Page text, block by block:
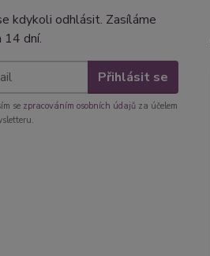
kdykoli odhlásit. Zasíláme
14 dní.
Přihlásit se
se zpracováním osobních údajů za účelem